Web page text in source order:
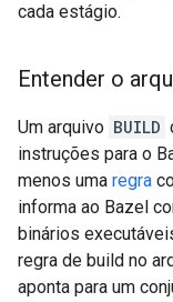
cada estágio.
Entender o
Um arquivo BUILD
instruções para o
menos uma regra
informa ao Bazel
binários
regra de build no
aponta para um